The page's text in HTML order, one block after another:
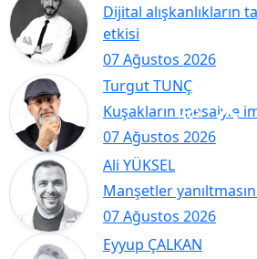
07 Ağustos 2026
Dijital alışkanlıkların
etkisi
Turgut TUNÇ
07 Ağustos 2026
Kuşakların mesaiyle
Ali YÜKSEL
07 Ağustos 2026
Manşetler
Eyyup ÇALKAN